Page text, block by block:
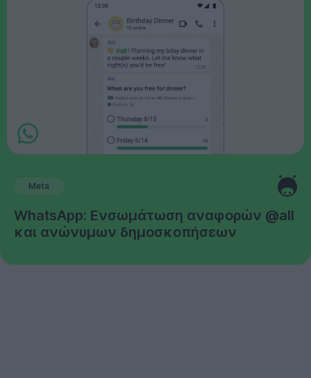
Meta
WhatsApp: Ενσωμάτωση αναφορών @all
και ανώνυμων δημοσκοπήσεων